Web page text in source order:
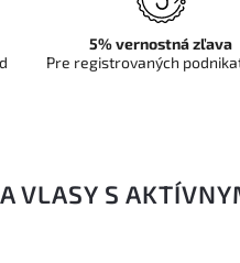
VLASY S
5% vernostná zľava
Pre registrovaných